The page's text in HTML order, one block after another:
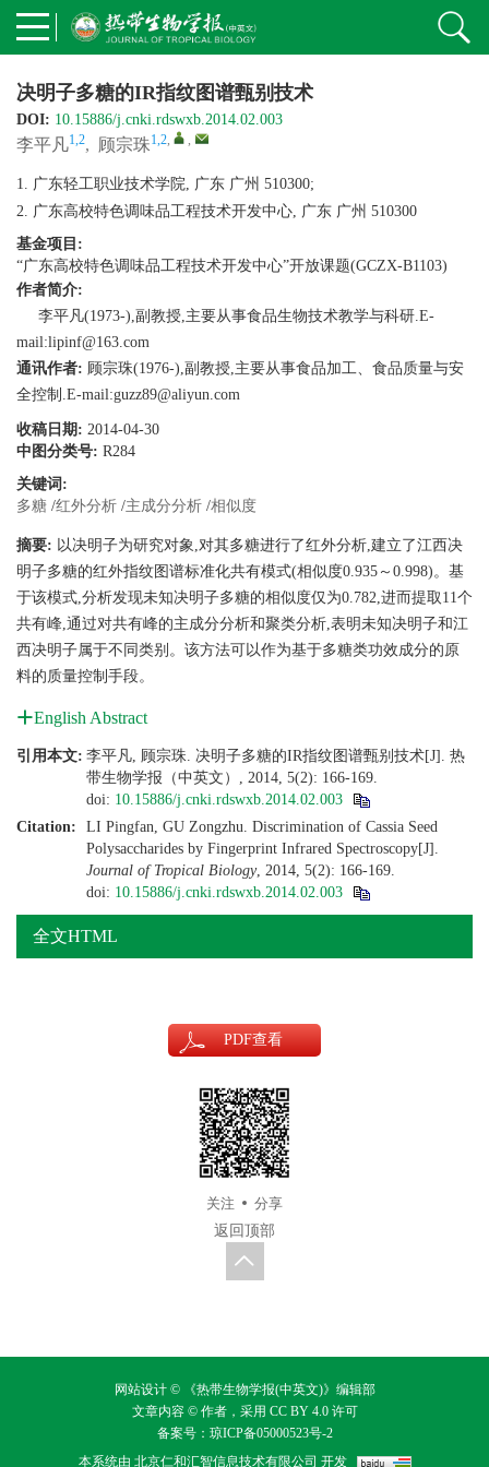
决明子多糖的IR指纹图谱甄别技术
DOI: 10.15886/j.cnki.rdswxb.2014.02.003
李平凡1,2, 顾宗珠1,2, ,
1. 广东轻工职业技术学院, 广东 广州 510300;
2. 广东高校特色调味品工程技术开发中心, 广东 广州 510300
基金项目:
“广东高校特色调味品工程技术开发中心”开放课题(GCZX-B1103)
作者简介:
李平凡(1973-),副教授,主要从事食品生物技术教学与科研.E-
mail:lipinf@163.com
通讯作者: 顾宗珠(1976-),副教授,主要从事食品加工、食品质量与安
全控制.E-mail:guzz89@aliyun.com
收稿日期: 2014-04-30
中图分类号: R284
关键词:
多糖 /红外分析 /主成分分析 /相似度
摘要: 以决明子为研究对象,对其多糖进行了红外分析,建立了江西决
明子多糖的红外指纹图谱标准化共有模式(相似度0.935～0.998)。基
于该模式,分析发现未知决明子多糖的相似度仅为0.782,进而提取11个
共有峰,通过对共有峰的主成分分析和聚类分析,表明未知决明子和江
西决明子属于不同类别。该方法可以作为基于多糖类功效成分的原
料的质量控制手段。
English Abstract
引用本文: 李平凡, 顾宗珠. 决明子多糖的IR指纹图谱甄别技术[J]. 热
带生物学报（中英文）, 2014, 5(2): 166-169.
doi: 10.15886/j.cnki.rdswxb.2014.02.003
Citation:
LI Pingfan, GU Zongzhu. Discrimination of Cassia Seed
Polysaccharides by Fingerprint Infrared Spectroscopy[J].
Journal of Tropical Biology, 2014, 5(2): 166-169.
doi: 10.15886/j.cnki.rdswxb.2014.02.003
全文HTML
PDF查看
关注
分享
返回顶部
网站设计 © 《热带生物学报(中英文)》编辑部
文章内容 © 作者，采用 CC BY 4.0许可
备案号： 琼ICP备05000523号-2
本系统由 北京仁和汇智信息技术有限公司 开发